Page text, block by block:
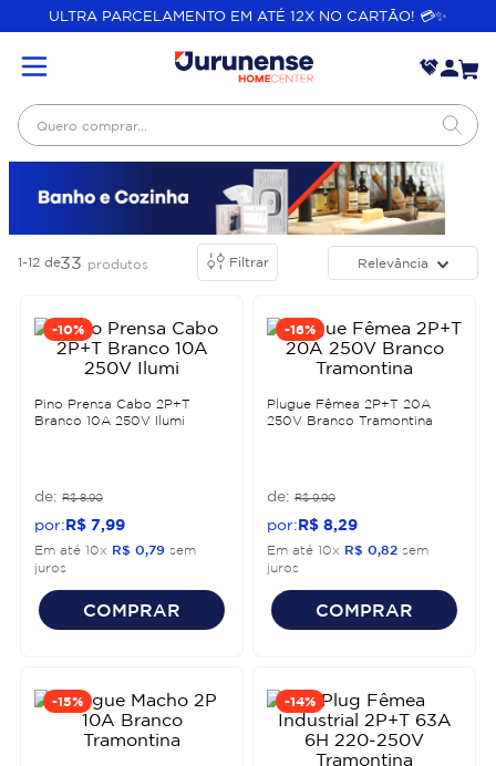
ULTRA PARCELAMENTO EM ATÉ 12X NO CARTÃO! 💳✨
Quero comprar...
1-12 de33 produtos Filtrar Relevância
-10%
Pino Prensa Cabo 2P+T
Branco 10A 250V Ilumi
R$ 8,90
R$ 7 99
Em até 10x R$ 0,79 sem
juros
COMPRAR
-16%
Plugue Fêmea 2P+T 20A
250V Branco Tramontina
R$ 9,90
R$ 8 29
Em até 10x R$ 0,82 sem
juros
COMPRAR
-15% -14%